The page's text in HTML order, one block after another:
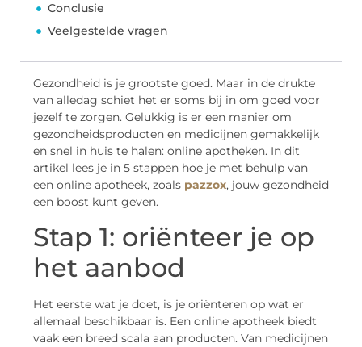
Conclusie
Veelgestelde vragen
Gezondheid is je grootste goed. Maar in de drukte
van alledag schiet het er soms bij in om goed voor
jezelf te zorgen. Gelukkig is er een manier om
gezondheidsproducten en medicijnen gemakkelijk
en snel in huis te halen: online apotheken. In dit
artikel lees je in 5 stappen hoe je met behulp van
een online apotheek, zoals pazzox, jouw gezondheid
een boost kunt geven.
Stap 1: oriënteer je op
het aanbod
Het eerste wat je doet, is je oriënteren op wat er
allemaal beschikbaar is. Een online apotheek biedt
vaak een breed scala aan producten. Van medicijnen